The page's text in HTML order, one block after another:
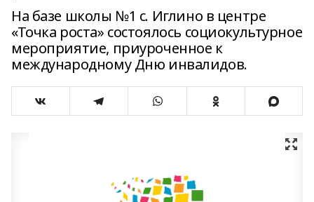
На базе школы №1 с. Иглино в центре
«Точка роста» состоялось социокультурное
мероприятие, приуроченное к
международному Дню инвалидов.